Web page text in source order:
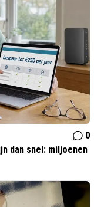
0
dan snel: miljoenen